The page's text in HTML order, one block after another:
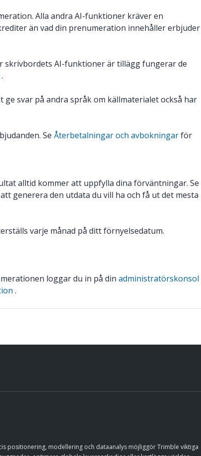
Alla andra AI-funktioner kräver en
än vad din prenumeration innehåller erbjuder
skrivbordets AI-funktioner är tillägg fungerar de
.
svar på andra språk om källmaterialet också har
Se Återbetalningar och avbokningarför
alltid kommer att uppfylla dina förväntningar. Se
generera den utdata du vill ha och få ut det mesta
varje månad på ditt förnyelsedatum.
loggar du in på din administratörskonsol
.
positionering, modellering och dataanalys möjliggör Trimble viktiga